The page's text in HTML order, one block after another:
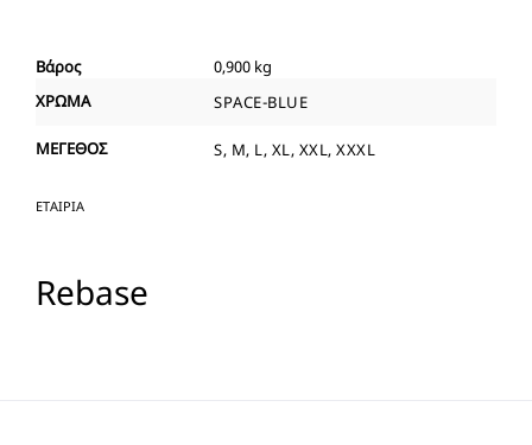
Βάρος
0,900 kg
ΧΡΩΜΑ
SPACE-BLUE
ΜΕΓΕΘΟΣ S, M, L, XL, XXL, XXXL
ΕΤΑΙΡΊΑ
Rebase